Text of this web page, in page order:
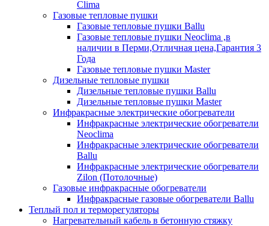
Clima
Газовые тепловые пушки
Газовые тепловые пушки Ballu
Газовые тепловые пушки Neoclima ,в
наличии в Перми,Отличная цена,Гарантия 3
Года
Газовые тепловые пушки Master
Дизельные тепловые пушки
Дизельные тепловые пушки Ballu
Дизельные тепловые пушки Master
Инфракрасные электрические обогреватели
Инфракрасные электрические обогреватели
Neoclima
Инфракрасные электрические обогреватели
Ballu
Инфракрасные электрические обогреватели
Zilon (Потолочные)
Газовые инфракрасные обогреватели
Инфракрасные газовые обогреватели Ballu
Теплый пол и терморегуляторы
Нагревательный кабель в бетонную стяжку